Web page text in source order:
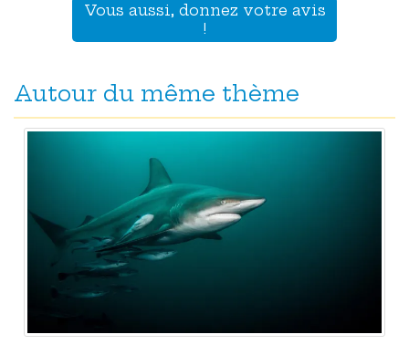
Vous aussi, donnez votre avis
!
Autour du même thème